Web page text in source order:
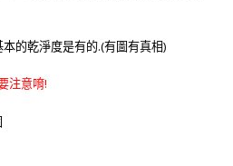
的乾淨度是有的.(有圖有真相)
注意唷!